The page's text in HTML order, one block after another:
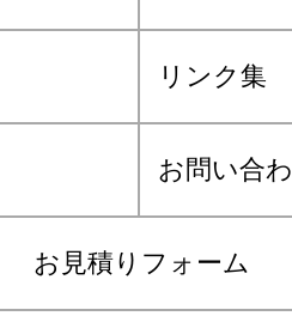
リンク集
お問い合
お見積りフォーム